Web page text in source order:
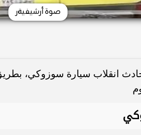
صوة أرشيفيةر
حادث انقلاب سيارة سوزوكي،